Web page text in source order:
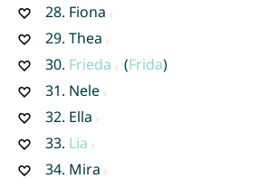
28. Fiona
29. Thea
30. Frieda (Frida)
31. Nele
32. Ella
33. Lia
34. Mira